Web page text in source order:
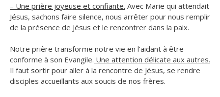
– Une prière joyeuse et confiante. Avec Marie qui attendait
Jésus, sachons faire silence, nous arrêter pour nous remplir
de la présence de Jésus et le rencontrer dans la paix.
Notre prière transforme notre vie en l’aidant à être
conforme à son Evangile. Une attention délicate aux autres.
Il faut sortir pour aller à la rencontre de Jésus, se rendre
disciples accueillants aux soucis de nos frères.